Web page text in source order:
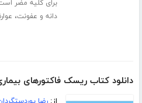
برای کلیه مضر
دانه و عفونت،
دانلود کتاب ریسک فاکتورهای